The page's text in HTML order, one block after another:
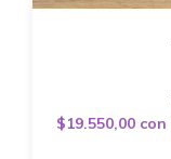
$19.550,00 con